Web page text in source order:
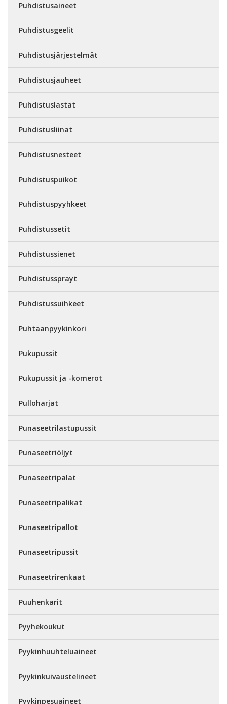
Puhdistusaineet
Puhdistusgeelit
Puhdistusjärjestelmät
Puhdistusjauheet
Puhdistuslastat
Puhdistusliinat
Puhdistusnesteet
Puhdistuspuikot
Puhdistuspyyhkeet
Puhdistussetit
Puhdistussienet
Puhdistussprayt
Puhdistussuihkeet
Puhtaanpyykinkori
Pukupussit
Pukupussit ja -komerot
Pulloharjat
Punaseetrilastupussit
Punaseetriöljyt
Punaseetripalat
Punaseetripalikat
Punaseetripallot
Punaseetripussit
Punaseetrirenkaat
Puuhenkarit
Pyyhekoukut
Pyykinhuuhteluaineet
Pyykinkuivaustelineet
Pyykinpesuaineet